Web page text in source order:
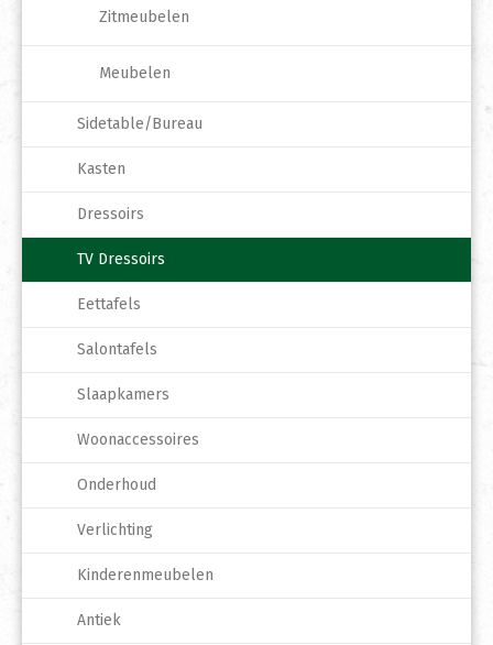
Zitmeubelen
Meubelen
Sidetable/Bureau
Kasten
Dressoirs
TV Dressoirs
Eettafels
Salontafels
Slaapkamers
Woonaccessoires
Onderhoud
Verlichting
Kinderenmeubelen
Antiek